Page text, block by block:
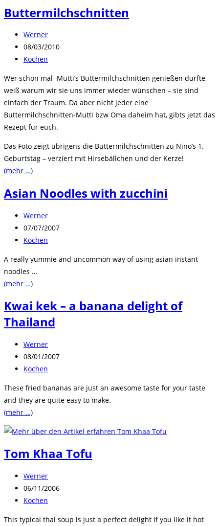
Buttermilchschnitten
Beitrags-
Autor:
Werner
Beitrag
veröffentlicht:
08/03/2010
Beitrags-
Kochen
Wer schon mal Mutti’s Buttermilchschnitten genießen durfte,
weiß warum wir sie uns immer wieder wünschen – sie sind
einfach der Traum. Da aber nicht jeder eine
Buttermilchschnitten-Mutti bzw Oma daheim hat, gibts jetzt das
Rezept für euch.
Das Foto zeigt übrigens die Buttermilchschnitten zu Nino’s 1.
Geburtstag – verziert mit Hirsebällchen und der Kerze!
(mehr …)
Asian Noodles with zucchini
Beitrags-
Autor:
Werner
Beitrag
veröffentlicht:
07/07/2007
Beitrags-
Kochen
A really yummie and uncommon way of using asian instant
noodles …
(mehr …)
Kwai kek – a banana delight of
Thailand
Beitrags-
Autor:
Werner
Beitrag
veröffentlicht:
08/01/2007
Beitrags-
Kochen
These fried bananas are just an awesome taste for your taste
and they are quite easy to make.
(mehr …)
Tom Khaa Tofu
Beitrags-
Autor:
Werner
Beitrag
veröffentlicht:
06/11/2006
Beitrags-
Kochen
This typical thai soup is just a perfect delight if you like it hot